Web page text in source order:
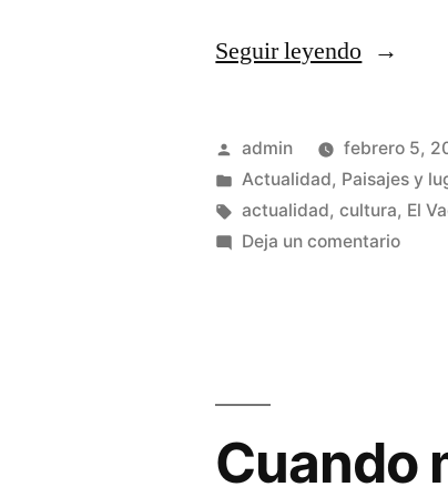
Seguir leyendo«El
otra
vez
Publicado
por
admin
febrero 5,
Publicado
en
Actualidad, Paisajes y
Etiquetas:
actualidad,cultura, El
Deja un comentarioen
Cuando